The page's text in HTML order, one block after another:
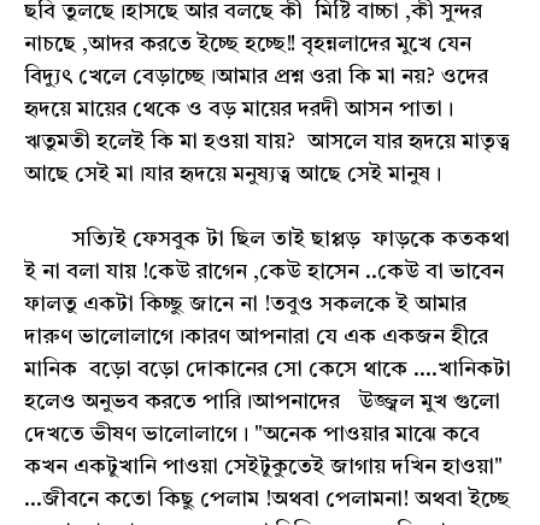
ছবি তুলছে।হাসছে আর বলছে কী মিষ্টি বাচ্চা ,কী সুন্দর
নাচছে ,আদর করতে ইচ্ছে হচ্ছে!! বৃহন্নলাদের মুখে যেন
বিদ্যুৎ খেলে বেড়াচ্ছে।আমার প্রশ্ন ওরা কি মা নয়? ওদের
হৃদয়ে মায়ের থেকে ও বড় মায়ের দরদী আসন পাতা।
ঋতুমতী হলেই কি মা হওয়া যায়? আসলে যার হৃদয়ে মাতৃত্ব
আছে সেই মা।যার হৃদয়ে মনুষ‍্যত্ব আছে সেই মানুষ।
সত‍্যিই ফেসবুক টা ছিল তাই ছাপ্পড় ফাড়কে কতকথা
ই না বলা যায় !কেউ রাগেন ,কেউ হাসেন ..কেউ বা ভাবেন
ফালতু একটা কিচ্ছু জানে না !তবুও সকলকে ই আমার
দারুণ ভালোলাগে।কারণ আপনারা যে এক একজন হীরে
মানিক বড়ো বড়ো দোকানের সো কেসে থাকে ....খানিকটা
হলেও অনুভব করতে পারি।আপনাদের উজ্জ্বল মুখ গুলো
দেখতে ভীষণ ভালোলাগে। "অনেক পাওয়ার মাঝে কবে
কখন একটুখানি পাওয়া সেইটুকুতেই জাগায় দখিন হাওয়া"
...জীবনে কতো কিছু পেলাম !অথবা পেলামনা! অথবা ইচ্ছে